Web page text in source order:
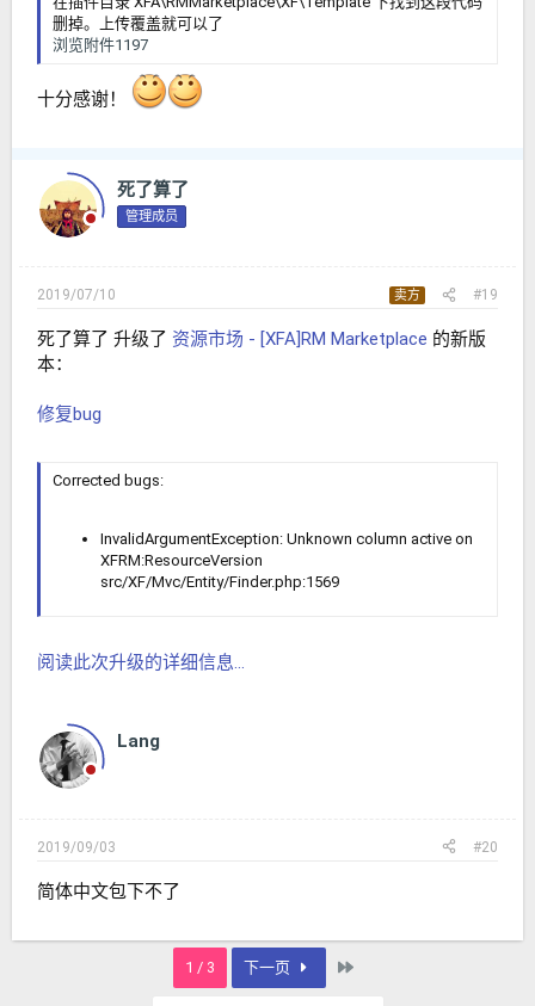
删掉。上传覆盖就可以了
浏览附件1197
十分感谢！
死了算了
管理成员
2019/07/10 卖方 #19
死了算了 升级了 资源市场 - [XFA]RM Marketplace 的新版
本：
修复bug
Corrected bugs:
InvalidArgumentException: Unknown column active on
XFRM:ResourceVersion
src/XF/Mvc/Entity/Finder.php:1569
阅读此次升级的详细信息...
Lang
2019/09/03 #20
简体中文包下不了
1 / 3 下一页